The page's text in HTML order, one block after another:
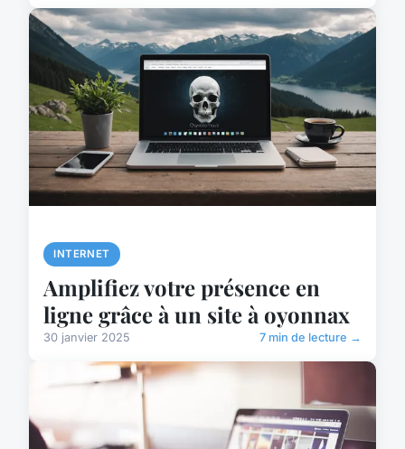
INTERNET
Amplifiez votre présence en
ligne grâce à un site à oyonnax
30 janvier 2025 7 min de lecture →